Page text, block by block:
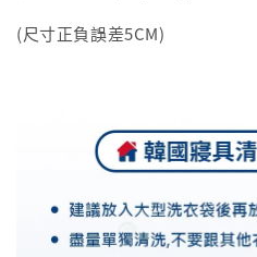
(尺寸正負誤差5CM)